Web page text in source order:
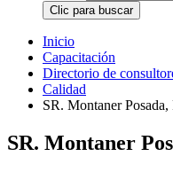
Inicio
Capacitación
Directorio de
Calidad
SR. Montaner Posada,
SR. Montaner